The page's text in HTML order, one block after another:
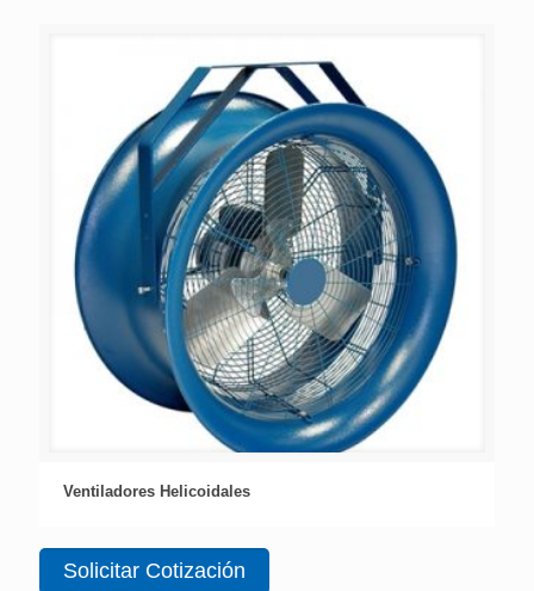
Ventiladores Helicoidales
Solicitar Cotización